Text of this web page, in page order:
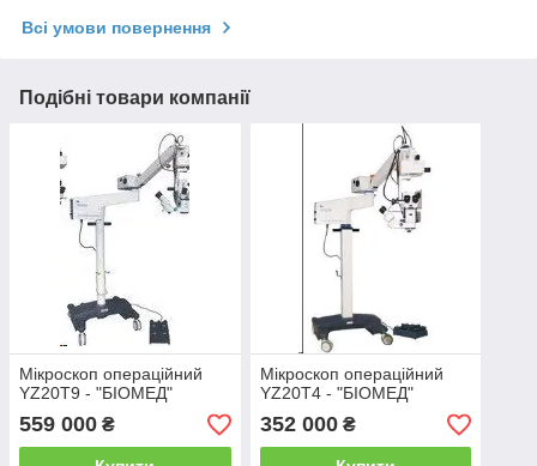
Всі умови повернення
Подібні товари компанії
Мікроскоп операційний
YZ20T9 - "БІОМЕД"
559 000 ₴
Мікроскоп операційний
YZ20T4 - "БІОМЕД"
352 000₴